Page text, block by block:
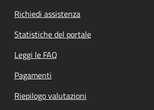
Richiedi assistenza
Statistiche del portale
Leggi le FAQ
Pagamenti
Riepilogo valutazioni